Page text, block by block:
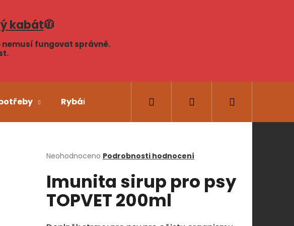
kabát🧥
fungovat správně.
Rybářské potřeby Novinky
Přihlášení
Průměrné
produktu
0,0
hvězdiček.
Neohodnoceno Podrobnosti hodnocení
Imunita sirup pro psy
TOPVET 200ml